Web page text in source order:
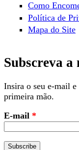
Como
Política de
Mapa do Site
Subscreva a
Insira o seu e-mail e
primeira mão.
E-mail *